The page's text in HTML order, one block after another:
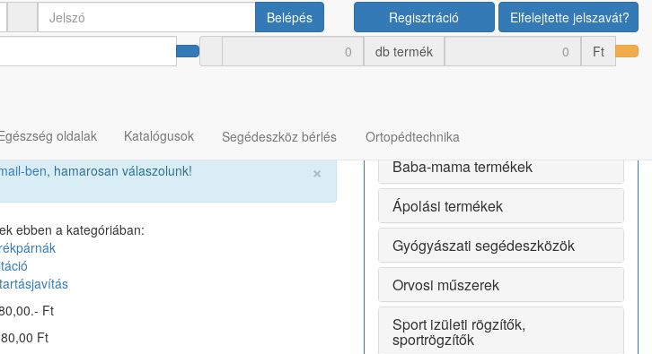
Belépés Regisztráció
Elfelejtette jelszavát?
db termék
Ft
oldalak Katalógusok Segédeszköz bérlés Ortopédtechnika
×
ben, hamarosan válaszolunk!
ebben a kategóriában:
Ft
Ft
Termék kategóriák
Bérlés
Egészségmegőrző termékek
Baba-mama termékek
Ápolási termékek
Gyógyászati segédeszközök
Orvosi műszerek
Sport izületi rögzítők,
sportrögzítők